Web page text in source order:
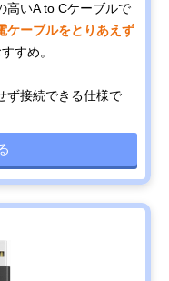
高いA to Cケーブルで
ケーブルをとりあえず
すめ。
ず接続できる仕様で